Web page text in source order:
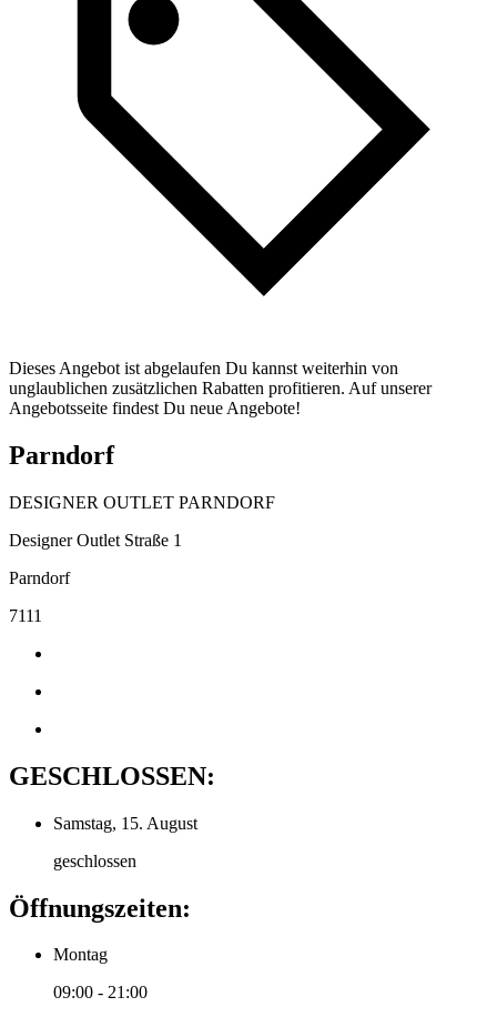
Dieses Angebot ist abgelaufen Du kannst weiterhin von
unglaublichen zusätzlichen Rabatten profitieren. Auf unserer
Angebotsseite findest Du neue Angebote!
Parndorf
DESIGNER OUTLET PARNDORF
Designer Outlet Straße 1
Parndorf
7111
GESCHLOSSEN:
Samstag, 15. August
geschlossen
Öffnungszeiten:
Montag
09:00 - 21:00